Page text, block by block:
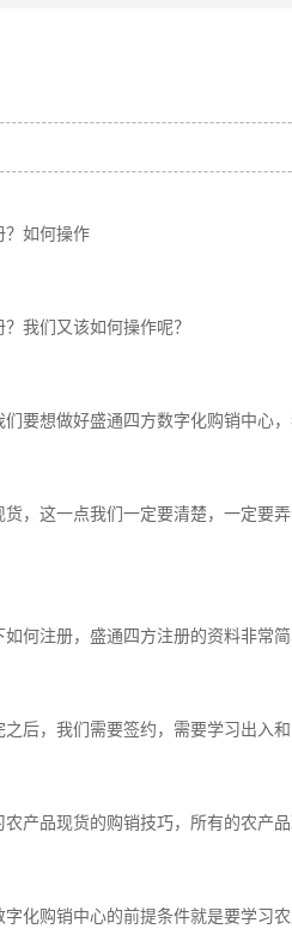
？如何操作
我们又该如何操作呢？
要想做好盛通四方数字化购销中心
，这一点我们一定要清楚，一定要
何注册，盛通四方注册的资料非常
后，我们需要签约，需要学习出入
农产品现货的购销技巧，所有的农产
化购销中心的前提条件就是要学习